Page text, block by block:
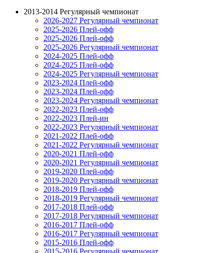
2013-2014 Регулярный чемпионат
2026-2027 Регулярный чемпионат
2025-2026 Плей-офф
2025-2026 Плей-офф
2025-2026 Регулярный чемпионат
2024-2025 Плей-офф
2024-2025 Плей-офф
2024-2025 Регулярный чемпионат
2023-2024 Плей-офф
2023-2024 Плей-офф
2023-2024 Регулярный чемпионат
2022-2023 Плей-офф
2022-2023 Плей-ин
2022-2023 Регулярный чемпионат
2021-2022 Плей-офф
2021-2022 Регулярный чемпионат
2020-2021 Плей-офф
2020-2021 Регулярный чемпионат
2019-2020 Плей-офф
2019-2020 Регулярный чемпионат
2018-2019 Плей-офф
2018-2019 Регулярный чемпионат
2017-2018 Плей-офф
2017-2018 Регулярный чемпионат
2016-2017 Плей-офф
2016-2017 Регулярный чемпионат
2015-2016 Плей-офф
2015-2016 Регулярный чемпионат